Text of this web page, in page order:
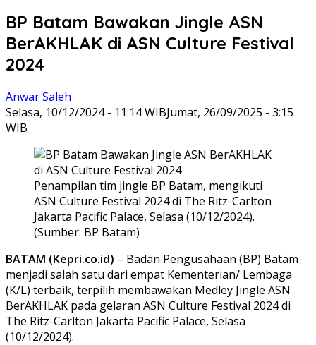
BP Batam Bawakan Jingle ASN
BerAKHLAK di ASN Culture Festival
2024
Anwar Saleh
Selasa, 10/12/2024 - 11:14 WIBJumat, 26/09/2025 - 3:15
WIB
Penampilan tim jingle BP Batam, mengikuti
ASN Culture Festival 2024 di The Ritz-Carlton
Jakarta Pacific Palace, Selasa (10/12/2024).
(Sumber: BP Batam)
BATAM (Kepri.co.id) – Badan Pengusahaan (BP) Batam
menjadi salah satu dari empat Kementerian/ Lembaga
(K/L) terbaik, terpilih membawakan Medley Jingle ASN
BerAKHLAK pada gelaran ASN Culture Festival 2024 di
The Ritz-Carlton Jakarta Pacific Palace, Selasa
(10/12/2024).